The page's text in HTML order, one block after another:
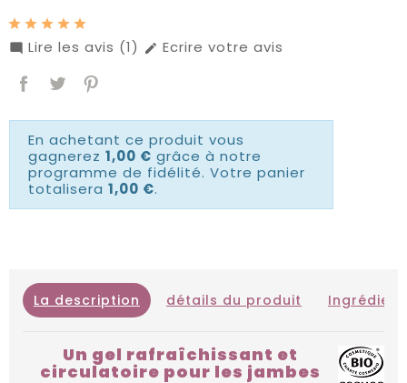
 Lire les avis (1)  Ecrire votre avis
En achetant ce produit vous
gagnerez 1,00 € grâce à notre
programme de fidélité. Votre panier
totalisera 1,00 €.
La description détails du produit
Un gel rafraîchissant et
circulatoire pour les jambes